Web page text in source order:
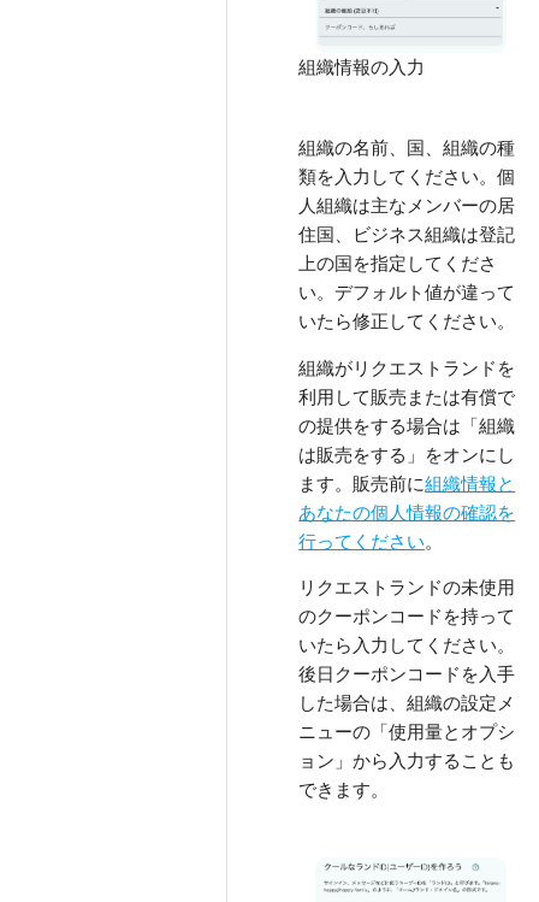
組織情報の入力
組織の名前、国、組織の種
類を入力してください。個
人組織は主なメンバーの居
住国、ビジネス組織は登記
上の国を指定してくださ
い。デフォルト値が違って
いたら修正してください。
組織がリクエストランドを
利用して販売または有償で
の提供をする場合は「組織
は販売をする」をオンにし
ます。販売前に組織情報と
あなたの個人情報の確認を
行ってください。
リクエストランドの未使用
のクーポンコードを持って
いたら入力してください。
後日クーポンコードを入手
した場合は、組織の設定メ
ニューの「使用量とオプシ
ョン」から入力することも
できます。